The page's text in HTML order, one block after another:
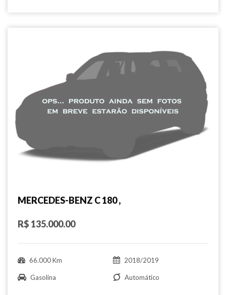
MERCEDES-BENZ C 180 ,
R$ 135.000.00
66.000 Km 2018/2019
Gasolina Automático